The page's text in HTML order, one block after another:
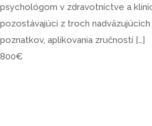
psychológom v zdravotníctve a
pozostávajúci z troch
poznatkov, aplikovania zručností […]
800€